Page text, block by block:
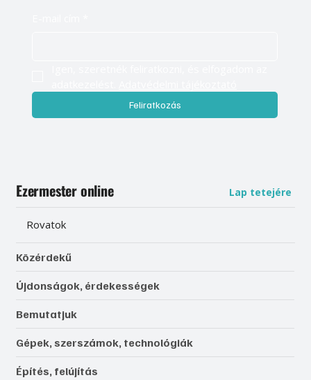
Feliratkozás
Ezermester online Lap tetejére
Rovatok
Közérdekű
Újdonságok, érdekességek
Bemutatjuk
Gépek, szerszámok, technológiák
Építés, felújítás